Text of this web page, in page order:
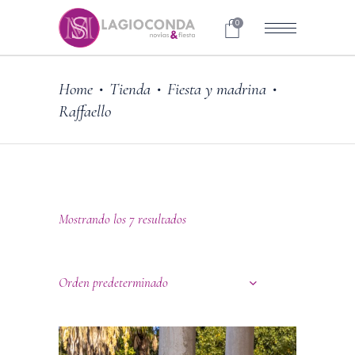
0
Home • Tienda • Fiesta y madrina •
Raffaello
Mostrando los 7 resultados
Orden predeterminado